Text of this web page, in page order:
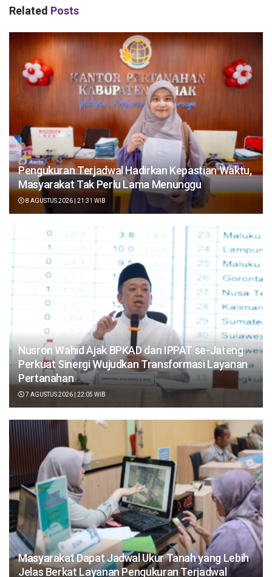
Related Posts
Pengukuran Terjadwal Hadirkan Kepastian Waktu,
Masyarakat Tak Perlu Lama Menunggu
8 AGUSTUS 2026 | 21:31 WIB
Nusron Wahid Ajak BPKAD dan IPPAT se-Jateng
Perkuat Sinergi Wujudkan Transformasi Layanan
Pertanahan
7 AGUSTUS 2026 | 22:05 WIB
Masyarakat Dapat Jadwal Ukur Tanah yang Lebih
Jelas Berkat Layanan Pengukuran Terjadwal